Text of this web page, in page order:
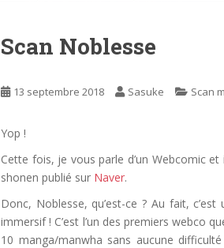
Scan Noblesse
13 septembre 2018 Sasuke Scan
Yop !
Cette fois, je vous parle d’un Webcomic et
shonen publié sur Naver.
Donc, Noblesse, qu’est-ce ? Au fait,
immersif ! C’est l’un des premiers webco
10 manga/manwha sans aucune